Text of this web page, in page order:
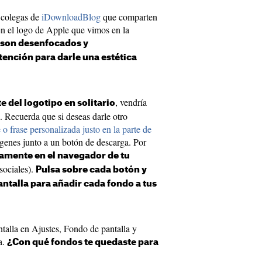
deiDownloadBlogque comparten
el logo de Apple que vimos en la
desenfocados y
para darle una estética
del logotipo en solitario, vendría
que si deseas darle otro
frase personalizada justo en la parte de
junto a un botón de descarga. Por
en el navegador de tu
Pulsa sobre cada botón y
para añadir cada fondo a tus
en Ajustes, Fondo de pantalla y
¿Con qué fondos te quedaste para